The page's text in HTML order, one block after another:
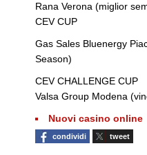
Rana Verona (miglior
CEV CUP
Gas Sales Bluenergy
Season)
CEV CHALLENGE CUP
Valsa Group Modena
Nuovi casino online
condividi tweet